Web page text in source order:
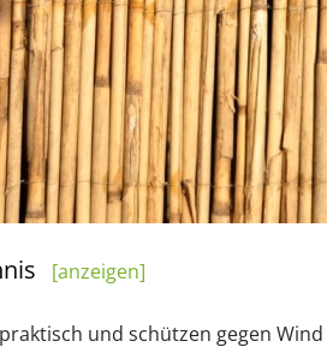
[anzeigen]
und schützen gegen